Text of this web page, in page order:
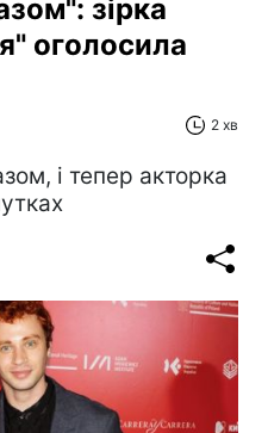
зірка
оголосила
2 хв
і тепер акторка